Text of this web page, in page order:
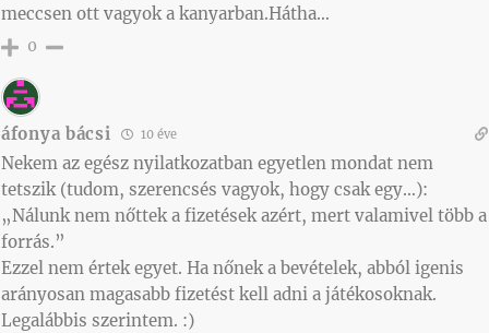
meccsen ott vagyok a kanyarban.Hátha…
0
áfonya bácsi 10 éve
Nekem az egész nyilatkozatban egyetlen mondat nem
tetszik (tudom, szerencsés vagyok, hogy csak egy…):
„Nálunk nem nőttek a fizetések azért, mert valamivel több a
forrás.”
Ezzel nem értek egyet. Ha nőnek a bevételek, abból igenis
arányosan magasabb fizetést kell adni a játékosoknak.
Legalábbis szerintem. :)